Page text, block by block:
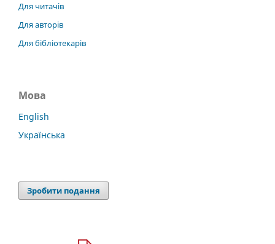
Для читачів
Для авторів
Для бібліотекарів
Мова
English
Українська
Зробити подання